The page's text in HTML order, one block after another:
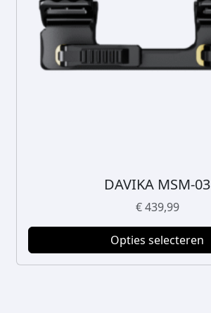
DAVIKA MSM-03
€439,99
Opties selecteren
p
r
o